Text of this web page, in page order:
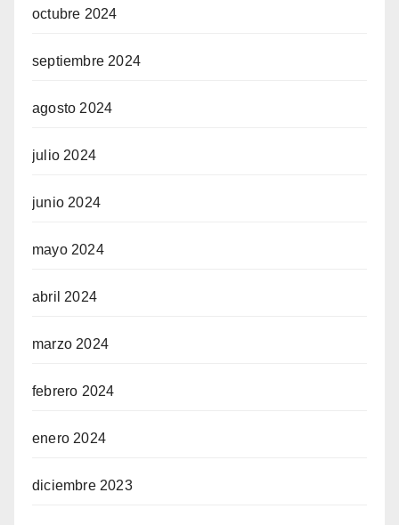
octubre 2024
septiembre 2024
agosto 2024
julio 2024
junio 2024
mayo 2024
abril 2024
marzo 2024
febrero 2024
enero 2024
diciembre 2023